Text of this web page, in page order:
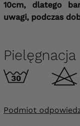
10cm, dlatego
uwagi, podczas
Pielęgnacja
Podmiot